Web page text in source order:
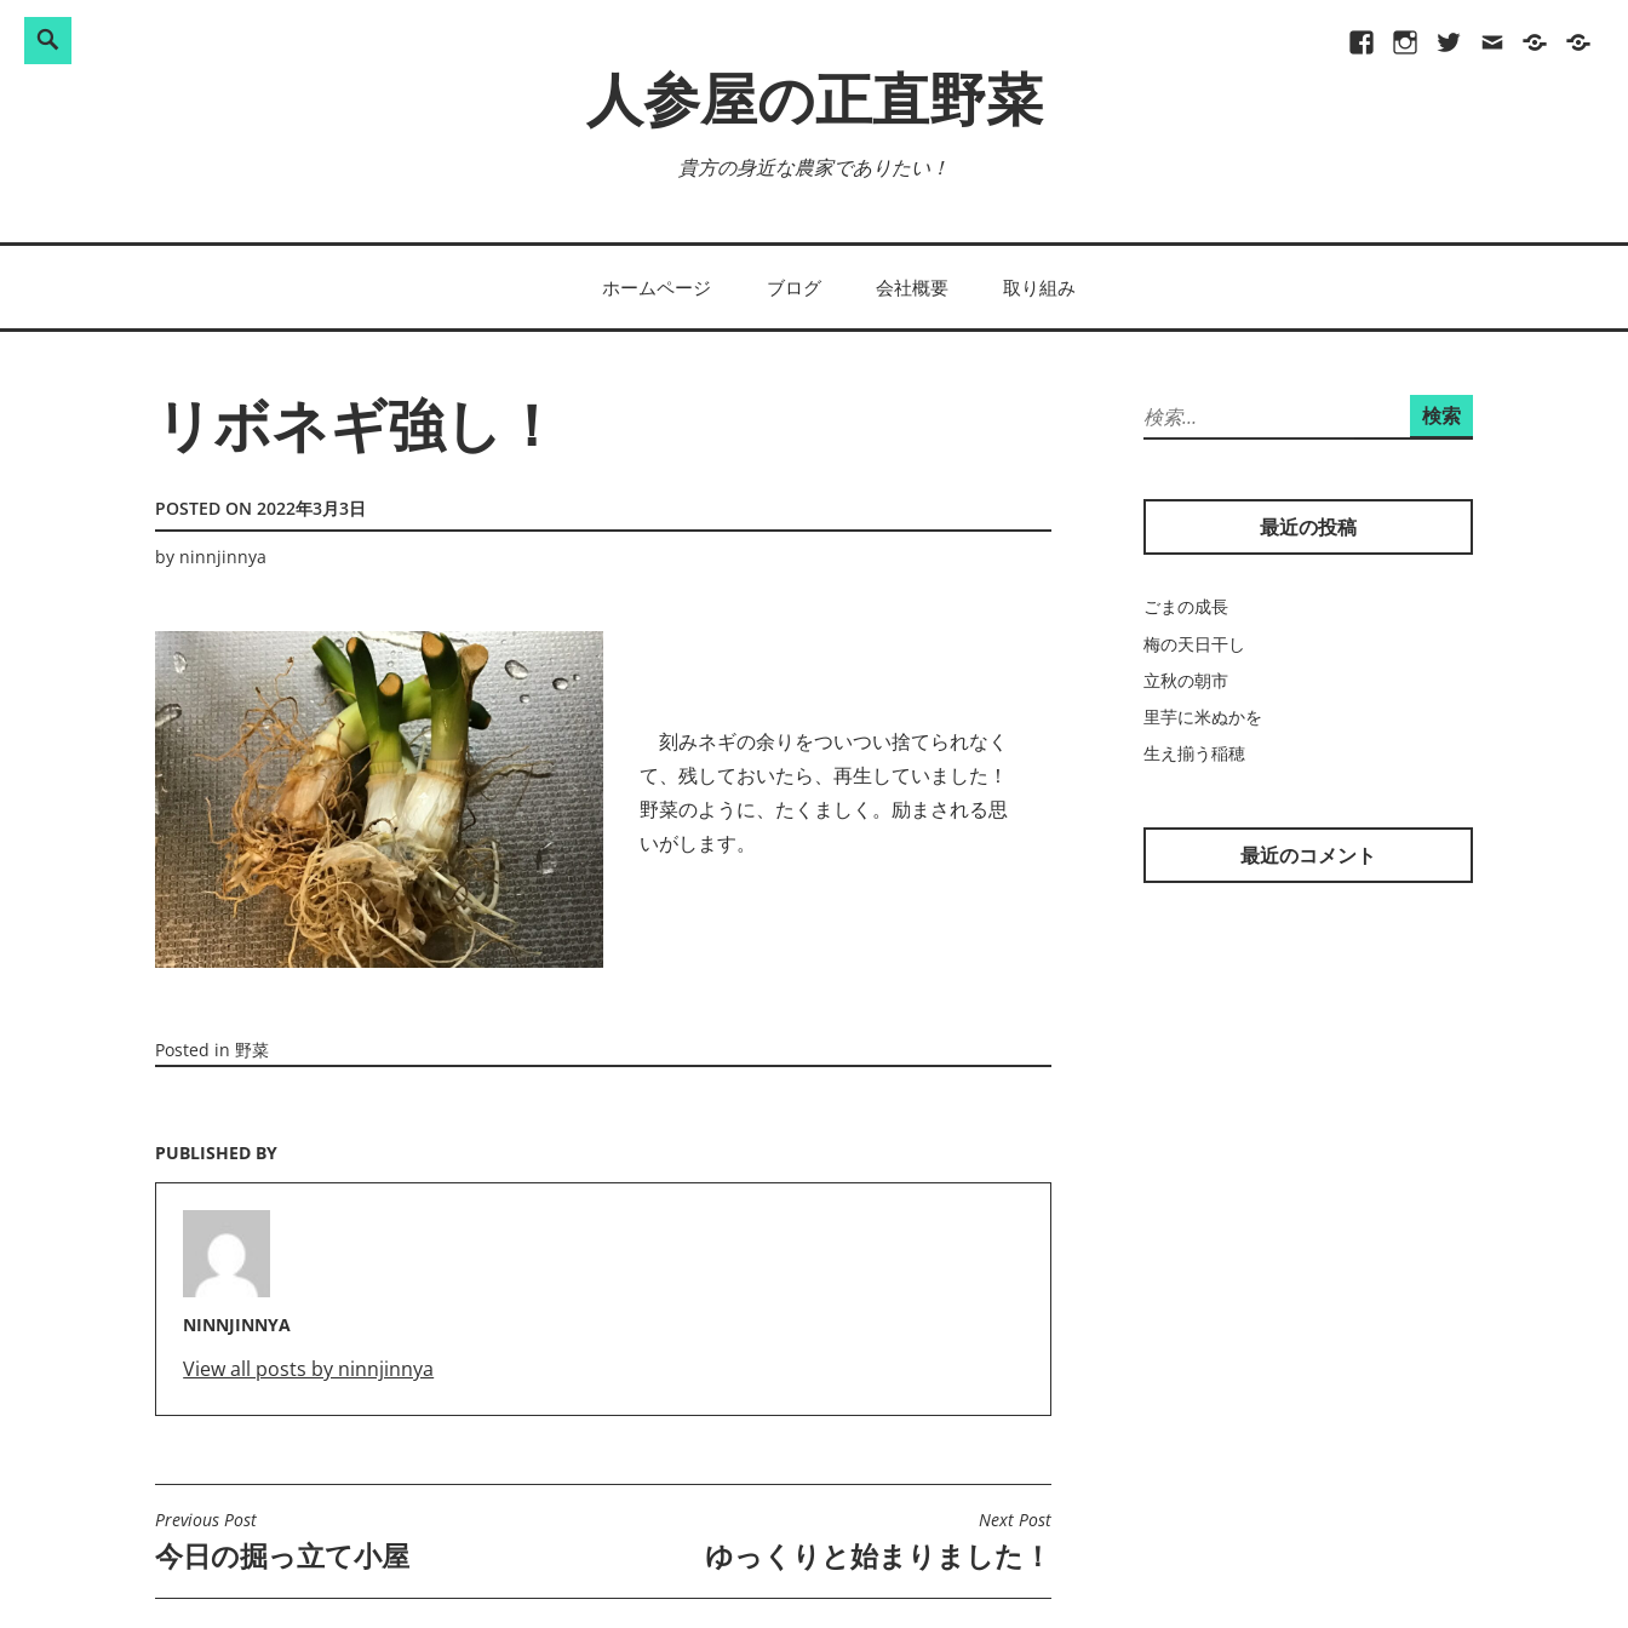
FacebookInstagramTwitter
メ
プ
ポ
シ
site-
Search
人参屋の正直野菜
貴方の身近な農家でありたい！
ホームページ ブログ 会社概要 取り組み
リボネギ強し！
POSTED ON 2022年3月3日
by ninnjinnya
刻みネギの余りをついつい捨てられなく
て、残しておいたら、再生していました！
野菜のように、たくましく。励まされる思
いがします。
Posted in 野菜
PUBLISHED BY
NINNJINNYA
View all posts by ninnjinnya
投
稿
Previous Post
今日の掘っ立て小屋
Next Post
ゆっくりと始まりました！
検
索:
最近の投稿
ごまの成長
梅の天日干し
立秋の朝市
里芋に米ぬかを
生え揃う稲穂
最近のコメント